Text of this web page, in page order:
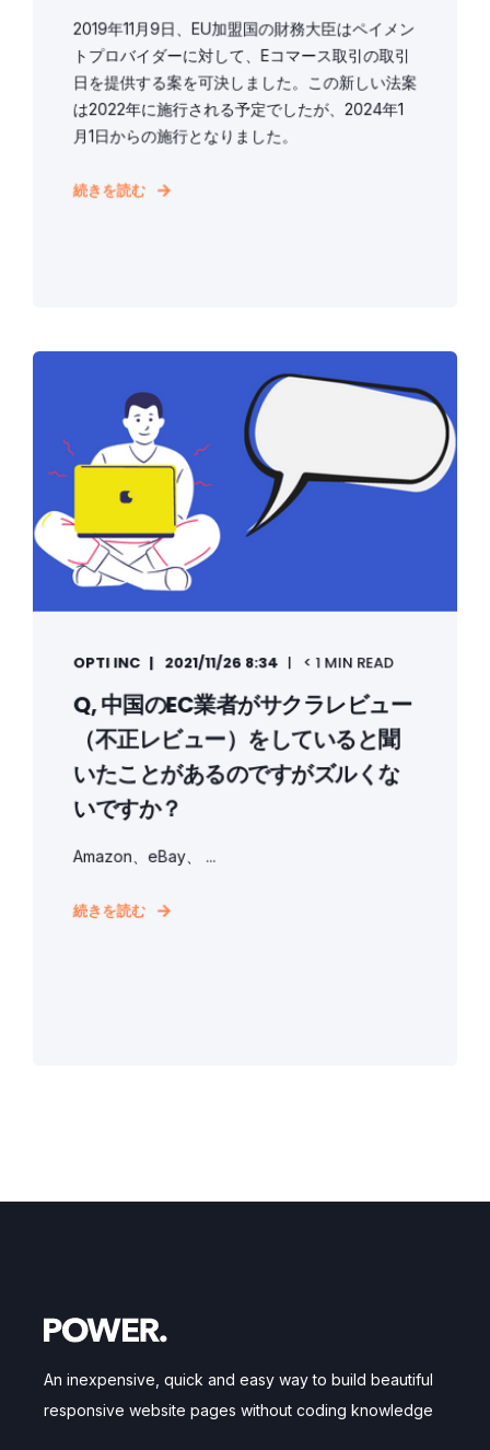
2019年11月9日、EU加盟国の財務大臣はペイメン
トプロバイダーに対して、Eコマース取引の取引
日を提供する案を可決しました。この新しい法案
は2022年に施行される予定でしたが、2024年1
月1日からの施行となりました。
続きを読む
OPTI INC 2021/11/26 8:34 < 1 MIN READ
Q, 中国のEC業者がサクラレビュー
（不正レビュー）をしていると聞
いたことがあるのですがズルくな
いですか？
Amazon、eBay、 ...
続きを読む
An inexpensive, quick and easy way to build beautiful
responsive website pages without coding knowledge